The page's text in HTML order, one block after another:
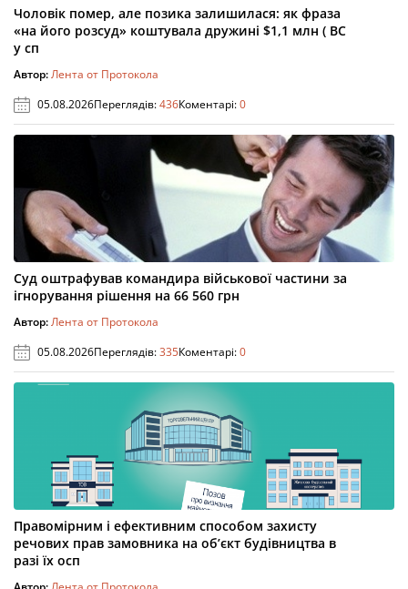
Чоловік помер, але позика залишилася: як фраза
«на його розсуд» коштувала дружині $1,1 млн ( ВС
у сп
Автор:Лента от Протокола
05.08.2026Переглядів:436Коментарі:0
Суд оштрафував командира військової частини за
ігнорування рішення на 66 560 грн
Автор:Лента от Протокола
05.08.2026Переглядів:335Коментарі:0
Правомірним і ефективним способом захисту
речових прав замовника на об’єкт будівництва в
разі їх осп